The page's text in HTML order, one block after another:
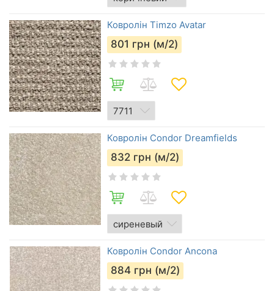
Ковролін Timzo Avatar
801 грн (м/2)
Ковролін Condor Dreamfields
832 грн (м/2)
Ковролін Condor Ancona
884 грн (м/2)